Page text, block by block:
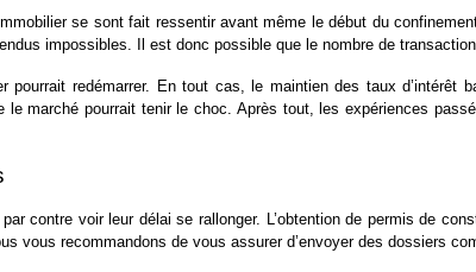
se sont fait ressentir avant même le début du
impossibles. Il est donc possible que le nombre de
pourrait redémarrer. En tout cas, le maintien des taux
marché pourrait tenir le choc. Après tout, les expériences
contre voir leur délai se rallonger. L’obtention de permis de
vous recommandons de vous assurer d’envoyer des dossiers